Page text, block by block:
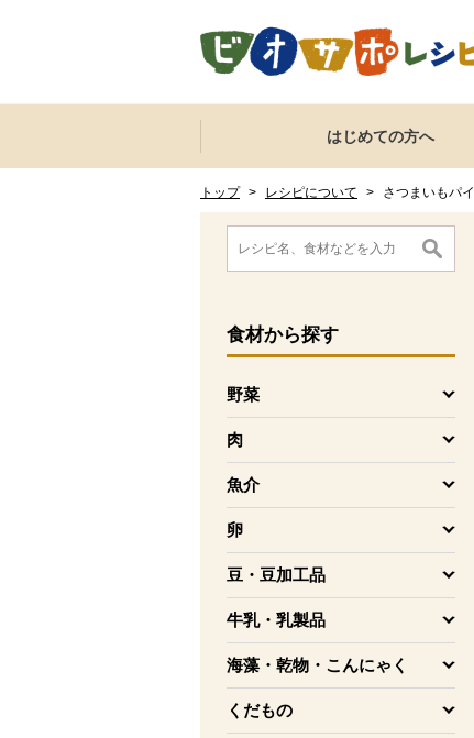
ここからサイト内共通メニューです。
サイト内共通メニューをスキップする
はじめての方へ
トップ > レシピについて > さつまいもパイ
ここから消費材検索メニューです。
食材から探す
野菜
を開く
肉
を開く
魚介
を開く
卵
を開く
豆・豆加工品
を開く
牛乳・乳製品
を開く
海藻・乾物・こんにゃく
を開く
くだもの
を開く
消費材検索メニューここまで。
ここから本文です。